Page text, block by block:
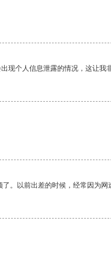
现个人信息泄露的情况，这让我
以前出差的时候，经常因为